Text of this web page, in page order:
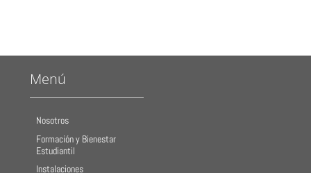
Menú
Nosotros
Formación y Bienestar
Estudiantil
Instalaciones